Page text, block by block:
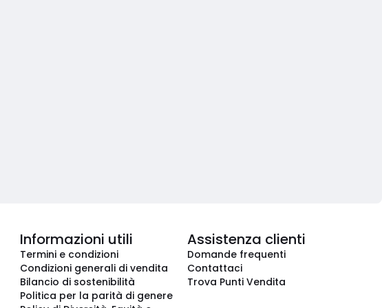
Informazioni utili
Termini e condizioni
Condizioni generali di vendita
Bilancio di sostenibilità
Politica per la parità di genere
Assistenza clienti
Domande frequenti
Contattaci
Trova Punti Vendita